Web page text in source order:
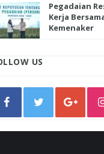
Pegadaian
Kerja
Kemenaker
US